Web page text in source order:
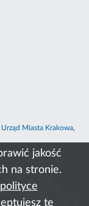
jakość
na stronie.
polityce
te
Urząd Miasta Krakowa,